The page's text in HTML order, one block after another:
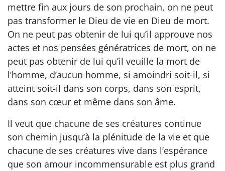
mettre fin aux jours de son prochain, on ne peut
pas transformer le Dieu de vie en Dieu de mort.
On ne peut pas obtenir de lui qu’il approuve nos
actes et nos pensées génératrices de mort, on ne
peut pas obtenir de lui qu’il veuille la mort de
l’homme, d’aucun homme, si amoindri soit-il, si
atteint soit-il dans son corps, dans son esprit,
dans son cœur et même dans son âme.
Il veut que chacune de ses créatures continue
son chemin jusqu’à la plénitude de la vie et que
chacune de ses créatures vive dans l’espérance
que son amour incommensurable est plus grand